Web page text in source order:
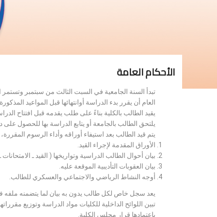
الأحكام العامة
تبدأ السنة الجامعية في السبت الثالث من سبتمبر
العام أن يقرر بدء الدراسة أوانتهائها قبل المواعيد
يقيد الطالب بالكلية بناءً على طلب يقدمه قبل افتتاح
يلتحق الطالب بالجامعة أو يتابع الدراسة بها للحصول
يتم قيد الطالب بعد استيفاء أوراقه وأداء الرسوم
الأوراق المقدمة لإجراء القيد.
بيان أحوال الطالب الدراسية وتواريخها ( القيد ـ الامتحانات
بيان العقوبات التأديبية الموقعة عليه.
أوجه النشاط الرياضي والاجتماعي والعسكري للطالب.
يعد سجل خاص لكل طالب يدون به بيان لما يتضمنه ملفه
تبين اللوائح الداخلية للكليات مواد الدراسة
باعتمادها قرار مجلس الكلية.